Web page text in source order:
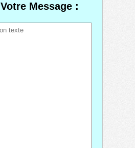
Votre Message :